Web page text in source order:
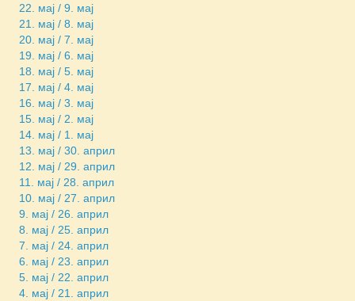
22. мај / 9. мај
21. мај / 8. мај
20. мај / 7. мај
19. мај / 6. мај
18. мај / 5. мај
17. мај / 4. мај
16. мај / 3. мај
15. мај / 2. мај
14. мај / 1. мај
13. мај / 30. април
12. мај / 29. април
11. мај / 28. април
10. мај / 27. април
9. мај / 26. април
8. мај / 25. април
7. мај / 24. април
6. мај / 23. април
5. мај / 22. април
4. мај / 21. април